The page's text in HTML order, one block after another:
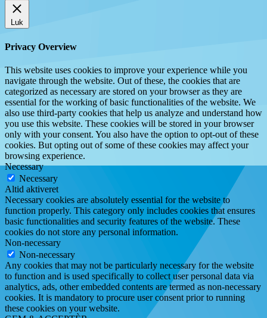
Luk
Privacy Overview
This website uses cookies to improve your experience while you
navigate through the website. Out of these, the cookies that are
categorized as necessary are stored on your browser as they are
essential for the working of basic functionalities of the website. We
also use third-party cookies that help us analyze and understand how
you use this website. These cookies will be stored in your browser
only with your consent. You also have the option to opt-out of these
cookies. But opting out of some of these cookies may affect your
browsing experience.
Necessary
Necessary
Altid aktiveret
Necessary cookies are absolutely essential for the website to
function properly. This category only includes cookies that ensures
basic functionalities and security features of the website. These
cookies do not store any personal information.
Non-necessary
Non-necessary
Any cookies that may not be particularly necessary for the website
to function and is used specifically to collect user personal data via
analytics, ads, other embedded contents are termed as non-necessary
cookies. It is mandatory to procure user consent prior to running
these cookies on your website.